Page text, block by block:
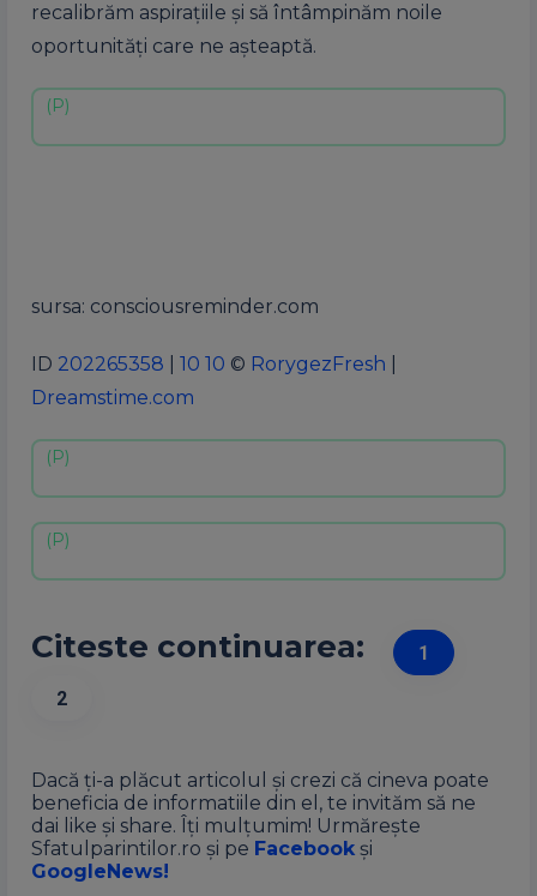
recalibrăm aspirațiile și să întâmpinăm noile
oportunități care ne așteaptă.
sursa: consciousreminder.com
ID 202265358 10 10 © RorygezFresh
Dreamstime.com
Citeste continuarea:
1
2
Dacă ți-a plăcut articolul și crezi că cineva poate
beneficia de informatiile din el, te invităm să ne
dai like și share. Îți mulțumim! Urmărește
Sfatulparintilor.ro și pe Facebook și
GoogleNews!